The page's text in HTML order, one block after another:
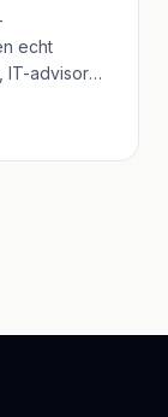
echt
IT-advisory
u vooraf